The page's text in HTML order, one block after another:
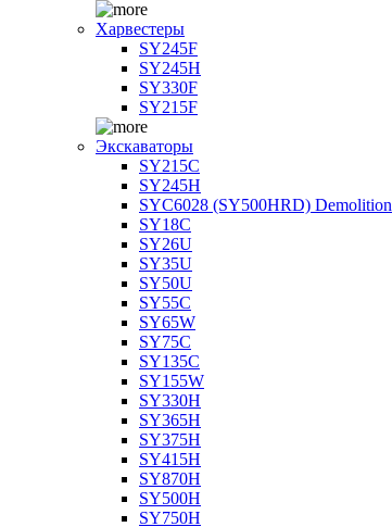
Харвестеры
SY245F
SY245H
SY330F
SY215F
Экскаваторы
SY215C
SY245H
SYC6028 (SY500HRD) Demolition
SY18C
SY26U
SY35U
SY50U
SY55C
SY65W
SY75C
SY135C
SY155W
SY330H
SY365H
SY375H
SY415H
SY870H
SY500H
SY750H